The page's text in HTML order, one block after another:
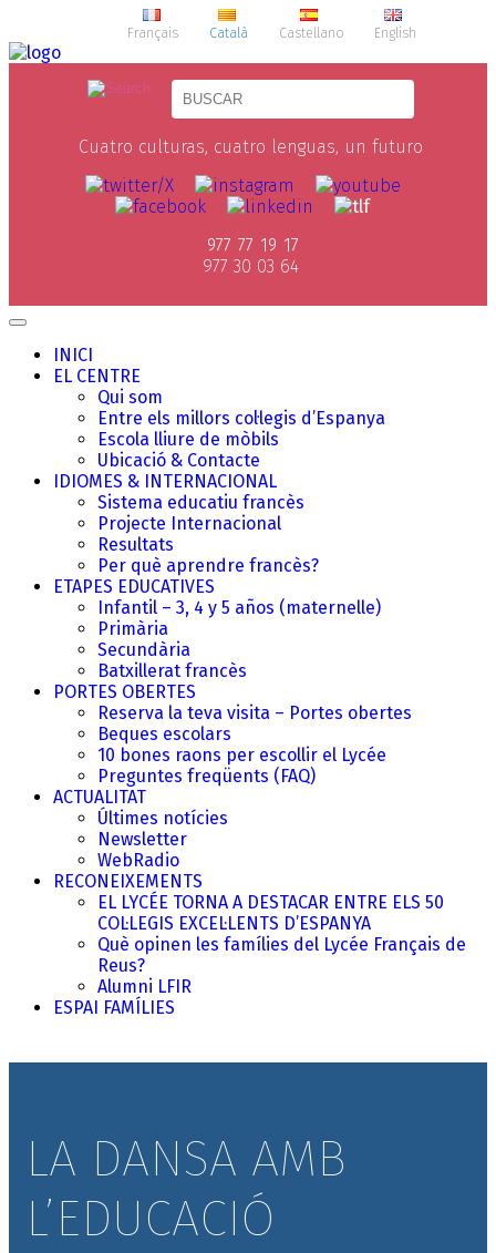
Français Català Castellano English
Cuatro culturas, cuatro lenguas, un futuro
977 77 19 17
977 30 03 64
INICI
EL CENTRE
Qui som
Entre els millors col·legis d’Espanya
Escola lliure de mòbils
Ubicació & Contacte
IDIOMES & INTERNACIONAL
Sistema educatiu francès
Projecte Internacional
Resultats
Per què aprendre francès?
ETAPES EDUCATIVES
Infantil – 3, 4 y 5 años (maternelle)
Primària
Secundària
Batxillerat francès
PORTES OBERTES
Reserva la teva visita – Portes obertes
Beques escolars
10 bones raons per escollir el Lycée
Preguntes freqüents (FAQ)
ACTUALITAT
Últimes notícies
Newsletter
WebRadio
RECONEIXEMENTS
EL LYCÉE TORNA A DESTACAR ENTRE ELS 50
COL·LEGIS EXCEL·LENTS D’ESPANYA
Què opinen les famílies del Lycée Français de
Reus?
Alumni LFIR
ESPAI FAMÍLIES
LA DANSA AMB
L’EDUCACIÓ